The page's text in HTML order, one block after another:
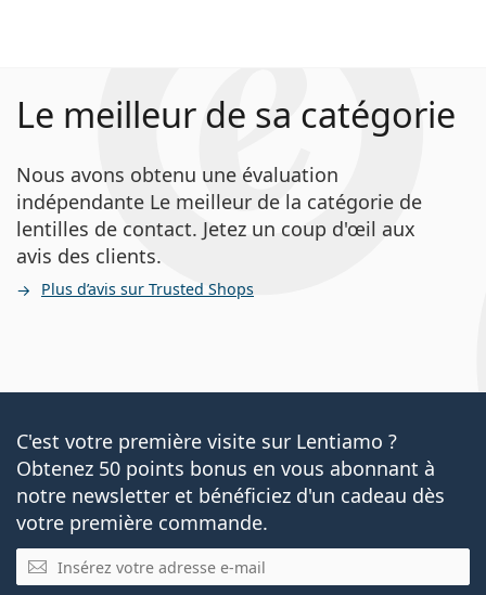
Le meilleur de sa catégorie
Nous avons obtenu une évaluation
indépendante Le meilleur de la catégorie de
lentilles de contact. Jetez un coup d'œil aux
avis des clients.
Plus d’avis sur Trusted Shops
C'est votre première visite sur Lentiamo ?
Obtenez 50 points bonus en vous abonnant à
notre newsletter et bénéficiez d'un cadeau dès
votre première commande.
E-mail